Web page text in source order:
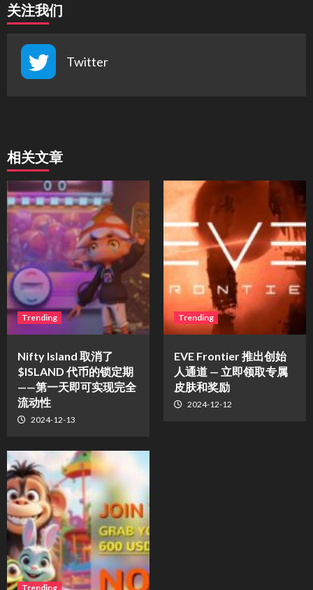
关注我们
Twitter
相关文章
Trending
Nifty Island 取消了
$ISLAND 代币的锁定期
——第一天即可实现完全
流动性
2024-12-13
Trending
EVE Frontier 推出创始
人通道 — 立即领取专属
皮肤和奖励
2024-12-12
Trending